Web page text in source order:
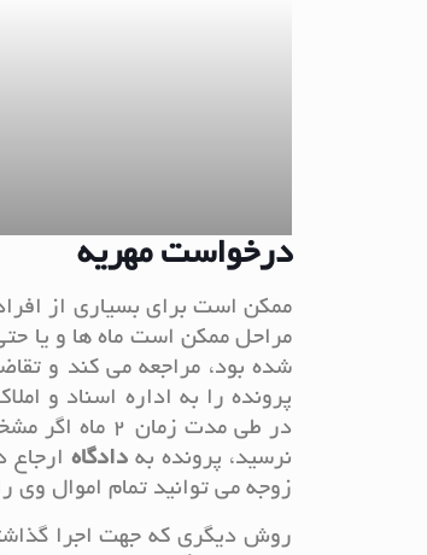
درخواست مهریه
ممکن است برای بسیاری از
مراحل ممکن است ماه ها و یا
شده بود، مراجعه می کند و
پرونده را به اداره اسناد و
نرسید، پرونده بهدادگاه
زوجه می توانید تمام اموال وی
روش دیگری که جهت اجرا